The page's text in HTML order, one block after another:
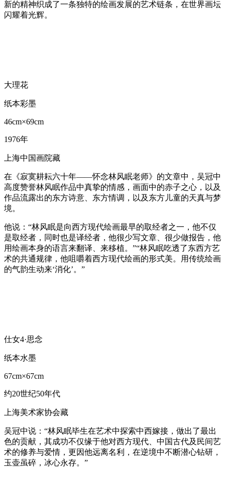
新的精神织成了一条独特的绘画发展的艺术链条，在世界画坛
闪耀着光辉。
大理花
纸本彩墨
46cm×69cm
1976年
上海中国画院藏
在《寂寞耕耘六十年——怀念林风眠老师》的文章中，吴冠中
高度赞誉林风眠作品中真挚的情感，画面中的赤子之心，以及
作品流露出的东方诗意、东方情调，以及东方儿童的天真与梦
境。
他说：“林风眠是向西方现代绘画最早的取经者之一，他不仅
是取经者，同时也是译经者，他很少写文章、很少做报告，他
用绘画本身的语言来翻译、来移植。”“林风眠吃透了东西方艺
术的共通规律，他咀嚼着西方现代绘画的形式美。用传统绘画
的气韵生动来‘消化’。”
仕女4·思念
纸本水墨
67cm×67cm
约20世纪50年代
上海美术家协会藏
吴冠中说：“林风眠毕生在艺术中探索中西嫁接，做出了最出
色的贡献，其成功不仅缘于他对西方现代、中国古代及民间艺
术的修养与爱情，更因他远离名利，在逆境中不断潜心钻研，
玉壶虽碎，冰心永存。”